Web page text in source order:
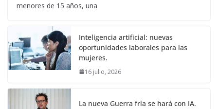
menores de 15 años, una
Inteligencia artificial: nuevas
oportunidades laborales para las
mujeres.
16 julio, 2026
La nueva Guerra fría se hará con IA.